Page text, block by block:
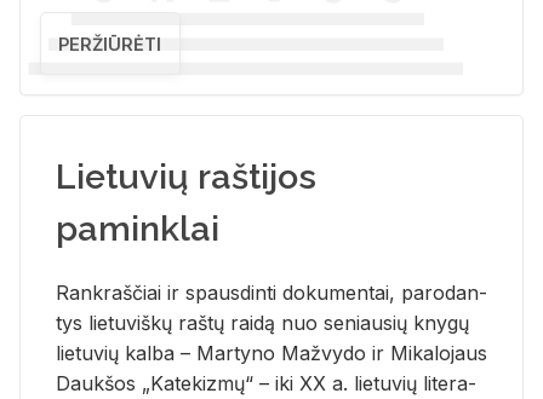
PERŽIŪRĖTI
Lietuvių raštijos
paminklai
Rank­raš­čiai ir spaus­din­ti do­ku­men­tai, pa­ro­dan­
tys lie­tu­viš­kų raš­tų rai­dą nuo se­niau­sių kny­gų
lie­tu­vių kal­ba – Mar­ty­no Ma­žvy­do ir Mi­ka­lo­jaus
Dauk­šos „Ka­te­kiz­mų“ – iki XX a. lie­tu­vių li­te­ra­